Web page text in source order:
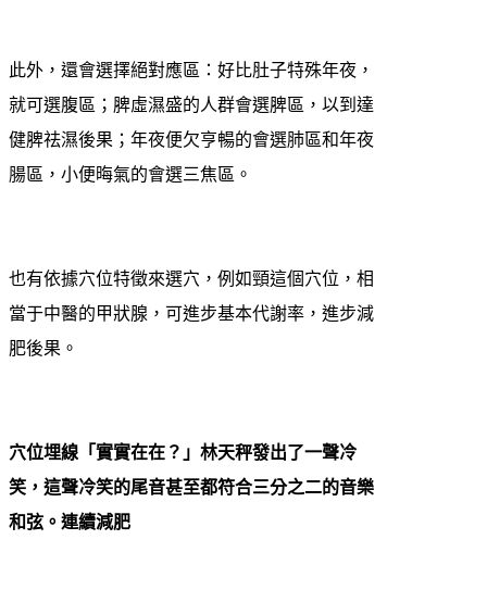
此外，還會選擇絕對應區：好比肚子特殊年夜，
就可選腹區；脾虛濕盛的人群會選脾區，以到達
健脾祛濕後果；年夜便欠亨暢的會選肺區和年夜
腸區，小便晦氣的會選三焦區。
也有依據穴位特徵來選穴，例如頸這個穴位，相
當于中醫的甲狀腺，可進步基本代謝率，進步減
肥後果。
穴位埋線「實實在在？」林天秤發出了一聲冷
笑，這聲冷笑的尾音甚至都符合三分之二的音樂
和弦。連續減肥